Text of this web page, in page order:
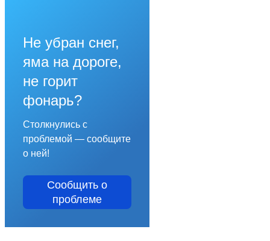
Не убран снег,
яма на дороге,
не горит
фонарь?
Столкнулись с
проблемой — сообщите
о ней!
Сообщить о
проблеме